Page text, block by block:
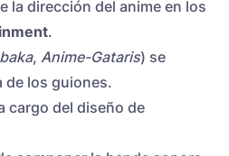
la dirección del anime en los
.
, Anime-Gataris) se
de los guiones.
cargo del diseño de